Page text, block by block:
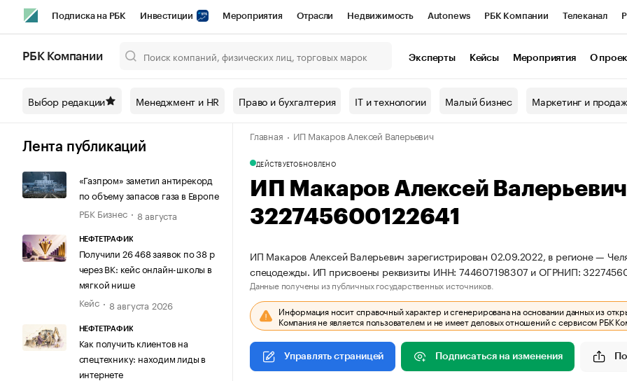
Подписка на РБК Инвестиции Мероприятия Отрасли Недвижимость Autonews РБК Компании Телеканал
Спецпроекты СПб Конференции СПб Спецпроекты Проверка контрагентов
Технологии и медиа Рынок наличной валюты
РБК Компании Эксперты Кейсы Мероприятия О
Выбор редакции Менеджмент и HR Право и бухгалтерия IT и технологии Малый бизнес Маркетинг и
Лента публикаций
«Газпром» заметил антирекорд
по объему запасов газа в Европе
РБК Бизнес
8 августа
НЕФТЕТРАФИК
Получили 26 468 заявок по 38 р
через ВК: кейс онлайн-школы в
мягкой нише
Кейс
8 августа 2026
НЕФТЕТРАФИК
Как получить клиентов на
спецтехнику: находим лиды в
интернете
Главная ИП Макаров Алексей Валерьевич
ДЕЙСТВУЕТОБНОВЛЕНО
ИП Макаров Алексей
322745600122641
ИП Макаров Алексей Валерьевич зарегистрирован 02.09.2022, в регионе —
спецодежды. ИП присвоены реквизиты ИНН: 744607198307 и ОГРНИП:
Данные получены из публичных государственных источников.
Информация носит справочный характер и сгенерирована на основании данных из
Компания не является пользователем и не имеет деловых отношений с сервисом РБК
Управлять страницей Подписаться на изменения